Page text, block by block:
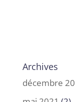
Archives
décembre